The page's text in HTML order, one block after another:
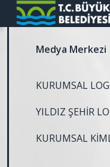
Medya Merkezi
KURUMSAL
YILDIZ ŞEHİR
KURUMSAL